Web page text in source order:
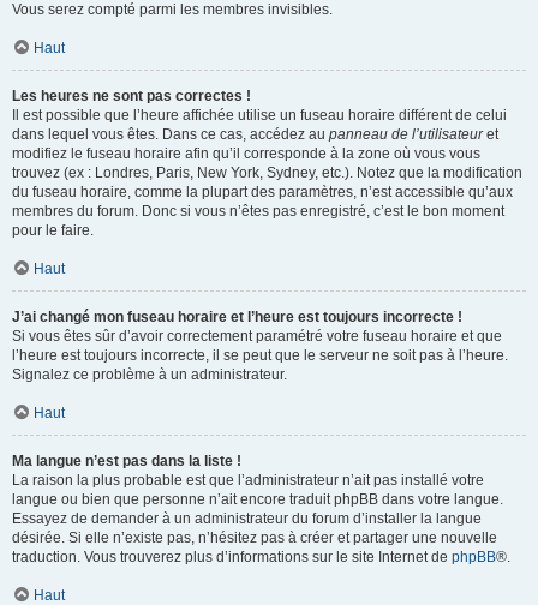
Vous serez compté parmi les membres invisibles.
Haut
Les heures ne sont pas correctes !
Il est possible que l’heure affichée utilise un fuseau horaire différent de celui
dans lequel vous êtes. Dans ce cas, accédez au panneau de l’utilisateuret
modifiez le fuseau horaire afin qu’il corresponde à la zone où vous vous
trouvez (ex : Londres, Paris, New York, Sydney, etc.). Notez que la modification
du fuseau horaire, comme la plupart des paramètres, n’est accessible qu’aux
membres du forum. Donc si vous n’êtes pas enregistré, c’est le bon moment
pour le faire.
Haut
J’ai changé mon fuseau horaire et l’heure est toujours incorrecte !
Si vous êtes sûr d’avoir correctement paramétré votre fuseau horaire et que
l’heure est toujours incorrecte, il se peut que le serveur ne soit pas à l’heure.
Signalez ce problème à un administrateur.
Haut
Ma langue n’est pas dans la liste !
La raison la plus probable est que l’administrateur n’ait pas installé votre
langue ou bien que personne n’ait encore traduit phpBB dans votre langue.
Essayez de demander à un administrateur du forum d’installer la langue
désirée. Si elle n’existe pas, n’hésitez pas à créer et partager une nouvelle
traduction. Vous trouverez plus d’informations sur le site Internet de phpBB®.
Haut